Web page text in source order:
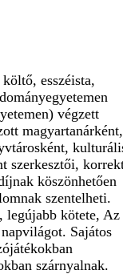
esszéista,
végzett
magyartanárként,
szerkesztői,
köszönhetően
szentelheti.
legújabb kötete, Az
Sajátos
szárnyalnak.